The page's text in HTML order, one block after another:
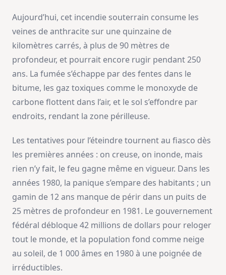
Aujourd’hui, cet incendie souterrain consume les
veines de anthracite sur une quinzaine de
kilomètres carrés, à plus de 90 mètres de
profondeur, et pourrait encore rugir pendant 250
ans. La fumée s’échappe par des fentes dans le
bitume, les gaz toxiques comme le monoxyde de
carbone flottent dans l’air, et le sol s’effondre par
endroits, rendant la zone périlleuse.
Les tentatives pour l’éteindre tournent au fiasco dès
les premières années : on creuse, on inonde, mais
rien n’y fait, le feu gagne même en vigueur. Dans les
années 1980, la panique s’empare des habitants ; un
gamin de 12 ans manque de périr dans un puits de
25 mètres de profondeur en 1981. Le gouvernement
fédéral débloque 42 millions de dollars pour reloger
tout le monde, et la population fond comme neige
au soleil, de 1 000 âmes en 1980 à une poignée de
irréductibles.